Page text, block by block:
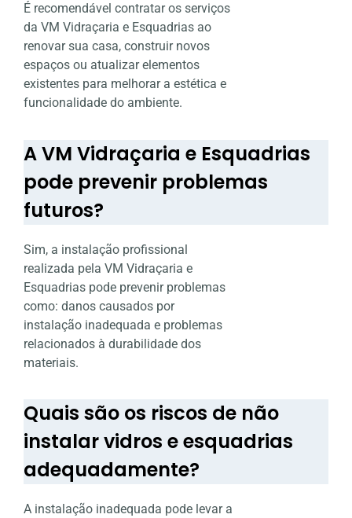
É recomendável contratar os serviços
da VM Vidraçaria e Esquadrias ao
renovar sua casa, construir novos
espaços ou atualizar elementos
existentes para melhorar a estética e
funcionalidade do ambiente.
A VM Vidraçaria e Esquadrias
pode prevenir problemas
futuros?
Sim, a instalação profissional
realizada pela VM Vidraçaria e
Esquadrias pode prevenir problemas
como: danos causados por
instalação inadequada e problemas
relacionados à durabilidade dos
materiais.
Quais são os riscos de não
instalar vidros e esquadrias
adequadamente?
A instalação inadequada pode levar a